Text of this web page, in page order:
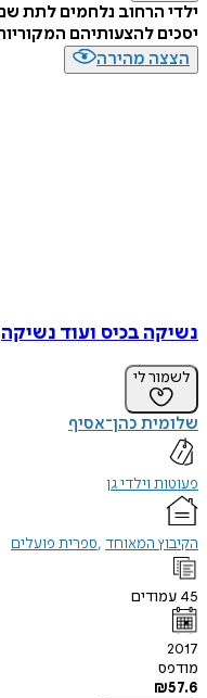
ילדי הרחוב נלחמים לתת
יסכים להצעותיהם
הצצה מהירה
נשיקה בכיס ועוד נשיקה
לשמור לי
שלומית כהן־אסיף
פעוטות וילדי גן
הקיבוץ המאוחד ספרית פועלים
45 עמודים
2017
מודפס
₪57.6